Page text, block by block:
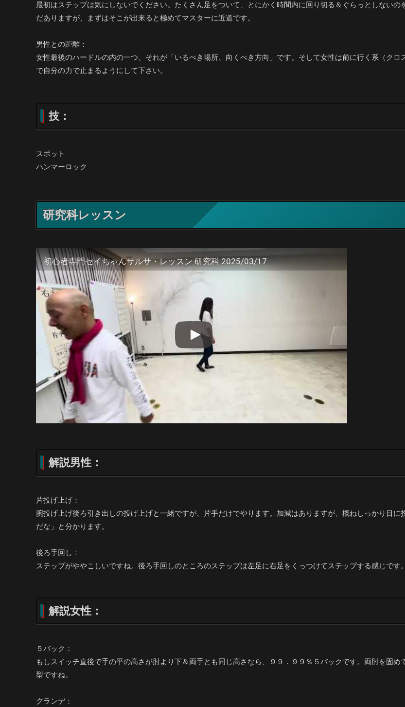
最初はステップは気にしないでください。たくさん足をついて、とにかく時間内に回り切る＆ぐらっとしない
だありますが、まずはそこが出来ると極めてマスターに近道です。
男性との距離：
女性最後のハードルの内の一つ、それが「いるべき場所、向くべき方向」です。そして女性は前に行く系（ク
で自分の力で止まるようにして下さい。
技：
スポット
ハンマーロック
研究科レッスン
初心者専門セイちゃんサルサ・レッスン 研究科 2025/03/17
解説男性：
片投げ上げ：
腕投げ上げ後ろ引き出しの投げ上げと一緒ですが、片手だけでやります。加減はありますが、概ねしっかり目
だな」と分かります。
後ろ手回し：
ステップがややこしいですね。後ろ手回しのところのステップは左足に右足をくっつけてステップする感じです
解説女性：
５バック：
もしスイッチ直後で手の平の高さが肘より下＆両手とも同じ高さなら、９９．９９％５バックです。両肘を固
型ですね。
グランデ：